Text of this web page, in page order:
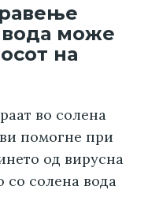
вода може
на
во солена
помогне при
од вирусна
со солена вода